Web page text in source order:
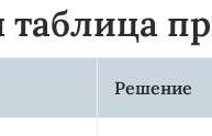
таблица
Решение